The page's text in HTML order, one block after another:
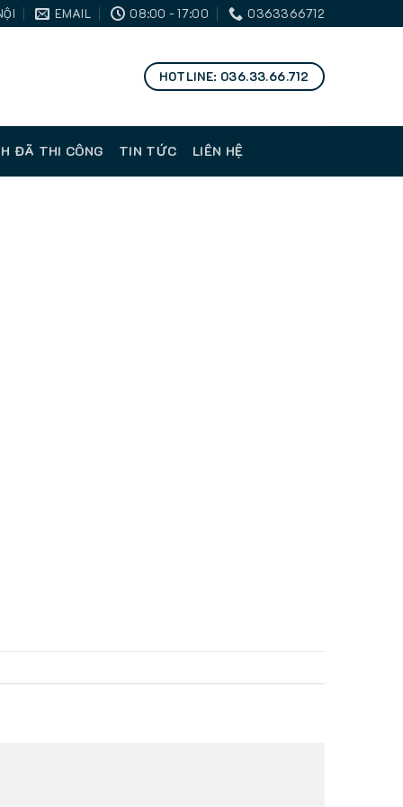
EMAIL 08:00 - 17:00 0363366712
HOTLINE: 036.33.66.712
ĐÃ THI CÔNG TIN TỨC LIÊN HỆ